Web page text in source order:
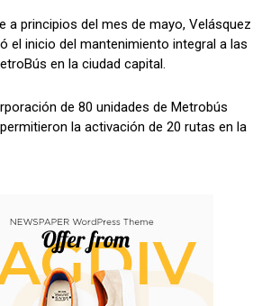
a principios del mes de mayo, Velásquez
el inicio del mantenimiento integral a las
en la ciudad capital.
de 80 unidades de Metrobús
la activación de 20 rutas en la